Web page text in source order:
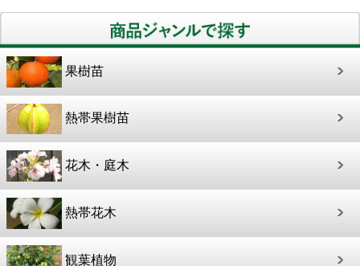
果樹苗
熱帯果樹苗
花木・庭木
熱帯花木
観葉植物